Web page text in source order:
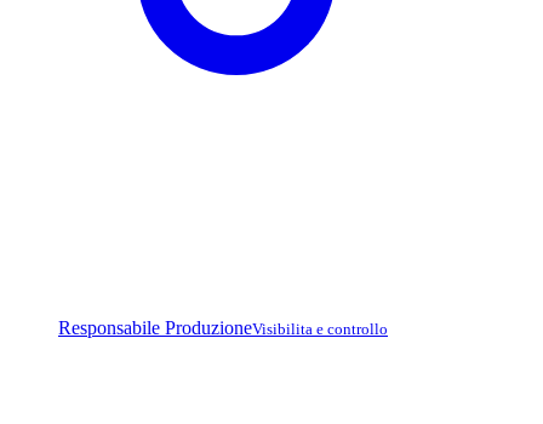
Responsabile ProduzioneVisibilita e controllo